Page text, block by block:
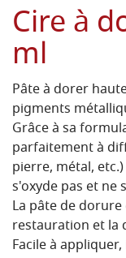
Cire à
ml
Pâte à dorer
pigments
Grâce à sa
parfaitement à
pierre, métal,
s'oxyde pas et ne
La pâte de
restauration et la
Facile à